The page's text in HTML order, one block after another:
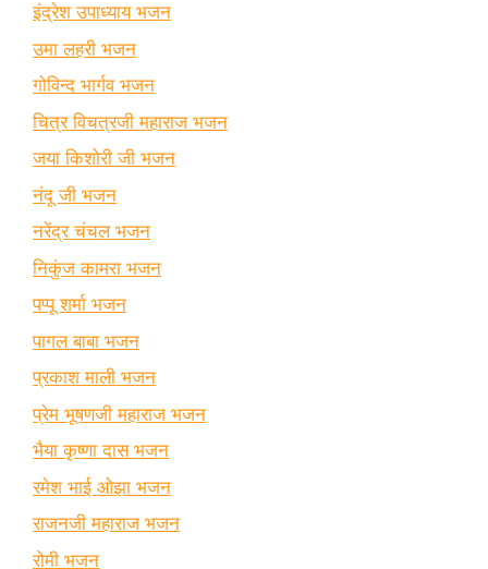
इंद्रेश उपाध्याय भजन
उमा लहरी भजन
गोविन्द भार्गव भजन
चित्र विचत्रजी महाराज भजन
जया किशोरी जी भजन
नंदू जी भजन
नरेंद्र चंचल भजन
निकुंज कामरा भजन
पप्पू शर्मा भजन
पागल बाबा भजन
प्रकाश माली भजन
प्रेम भूषणजी महाराज भजन
भैया कृष्णा दास भजन
रमेश भाई ओझा भजन
राजनजी महाराज भजन
रोमी भजन